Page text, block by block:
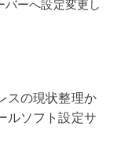
ーへ設定変更し
スの現状整理か
ルソフト設定サ